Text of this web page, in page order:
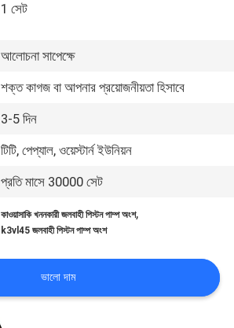
1 সেট
আলোচনা সাপেক্ষে
শক্ত কাগজ বা আপনার প্রয়োজনীয়তা হিসাবে
3-5 দিন
টিটি, পেপ্যাল, ওয়েস্টার্ন ইউনিয়ন
প্রতি মাসে 30000 সেট
কাওয়াসাকি খননকারী জলবাহী পিস্টন পাম্প অংশ,
k3vl45 জলবাহী পিস্টন পাম্প অংশ
ভালো দাম